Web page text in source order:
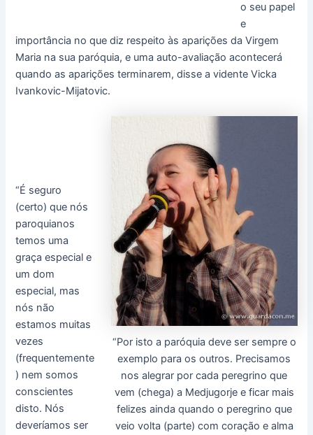
o seu papel
e
importância no que diz respeito às aparições da Virgem
Maria na sua paróquia, e uma auto-avaliação acontecerá
quando as aparições terminarem, disse a vidente Vicka
Ivankovic-Mijatovic.
“Por isto a paróquia deve ser sempre o
exemplo para os outros. Precisamos
nos alegrar por cada peregrino que
vem (chega) a Medjugorje e ficar mais
felizes ainda quando o peregrino que
veio volta (parte) com coração e alma
“É seguro
(certo) que nós
paroquianos
temos uma
graça especial e
um dom
especial, mas
nós não
estamos muitas
vezes
(frequentemente
) nem somos
conscientes
disto. Nós
deveríamos ser